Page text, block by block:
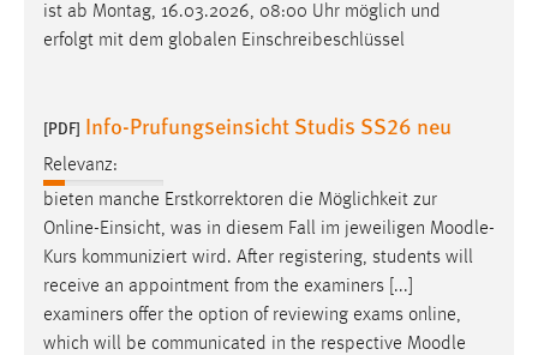
ist ab Montag, 16.03.2026, 08:00 Uhr möglich und
erfolgt mit dem globalen Einschreibeschlüssel
[PDF] Info-Prufungseinsicht Studis SS26 neu
Relevanz:
bieten manche Erstkorrektoren die Möglichkeit zur
Online-Einsicht, was in diesem Fall im jeweiligen Moodle-
Kurs kommuniziert wird. After registering, students will
receive an appointment from the examiners [...]
examiners offer the option of reviewing exams online,
which will be communicated in the respective Moodle
Jahre, MIBEW_UserID = 1 Jahr
Name:
Zweck:
Dieser Cookie ist notwendig um sich an der Website
einloggen zu können.
Cookie Laufzeit:
24 Stunden